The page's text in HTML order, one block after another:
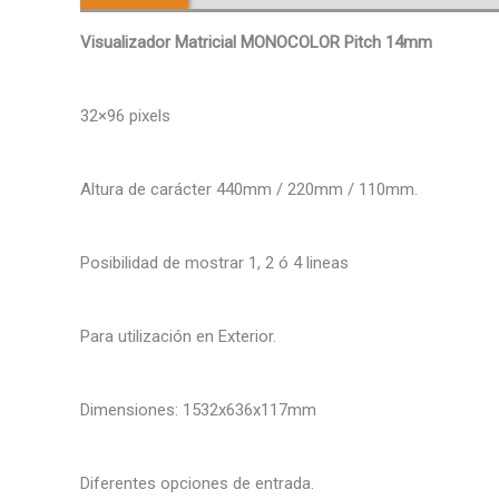
Visualizador Matricial MONOCOLOR Pitch 14mm
32×96 pixels
Altura de carácter 440mm / 220mm / 110mm.
Posibilidad de mostrar 1, 2 ó 4 lineas
Para utilización en Exterior.
Dimensiones: 1532x636x117mm
Diferentes opciones de entrada.